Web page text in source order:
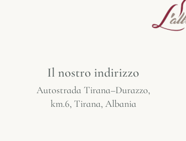
Il nostro indirizzo
Autostrada Tirana–Durazzo,
km.6, Tirana, Albania